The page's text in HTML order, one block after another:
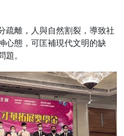
疏離，人與自然割裂，導致社
心態，可匡補現代文明的缺
題。